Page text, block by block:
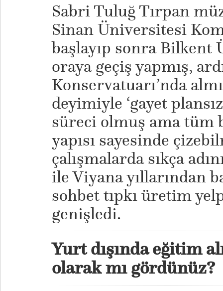
Sabri Tuluğ Tırpan
Sinan Üniversitesi
başlayıp sonra Bilkent
oraya geçiş yapmış,
Konservatuarı’nda
deyimiyle ‘gayet
süreci olmuş ama tüm
yapısı sayesinde
çalışmalarda sıkça
ile Viyana yıllarından
sohbet tıpkı üretim
genişledi.
Yurt dışında eğitim
olarak mı gördünüz?